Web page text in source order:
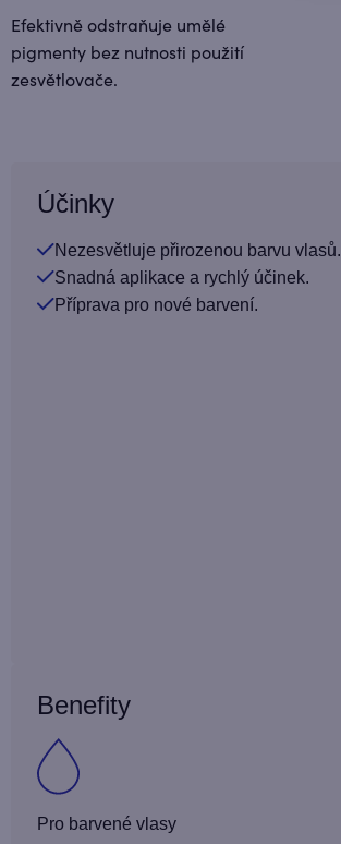
Efektivně odstraňuje umělé
pigmenty bez nutnosti použití
zesvětlovače.
Účinky
Nezesvětluje přirozenou barvu vlasů.
Snadná aplikace a rychlý účinek.
Příprava pro nové barvení.
Benefity
Pro barvené vlasy